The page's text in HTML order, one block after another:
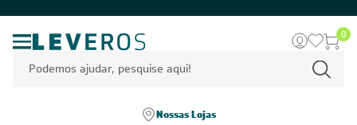
0
Nossas Lojas